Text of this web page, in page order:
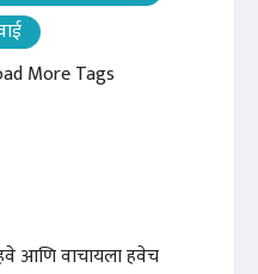
More Tags
आणि वाचायला हवेच